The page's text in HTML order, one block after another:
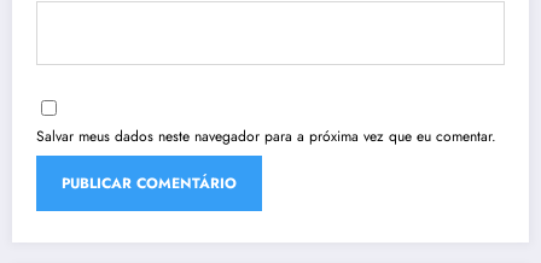
Salvar meus dados neste navegador para a próxima vez que eu comentar.